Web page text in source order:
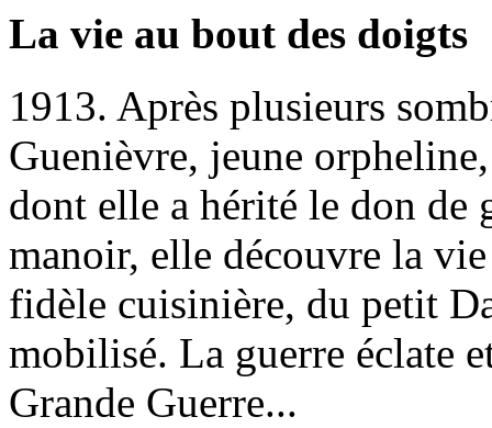
La vie au bout des doigts
1913. Après plusieurs
Guenièvre, jeune
dont elle a hérité le don de
manoir, elle découvre la
fidèle cuisinière, du petit
mobilisé. La guerre éclate
Grande Guerre...